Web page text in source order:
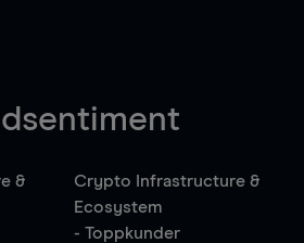
&
Crypto Infrastructure &
Ecosystem
- Toppkunder